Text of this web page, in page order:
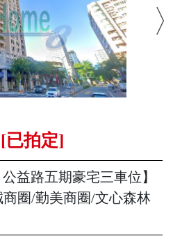
[已拍定]
公益路五期豪宅三車位】
圈/勤美商圈/文心森林